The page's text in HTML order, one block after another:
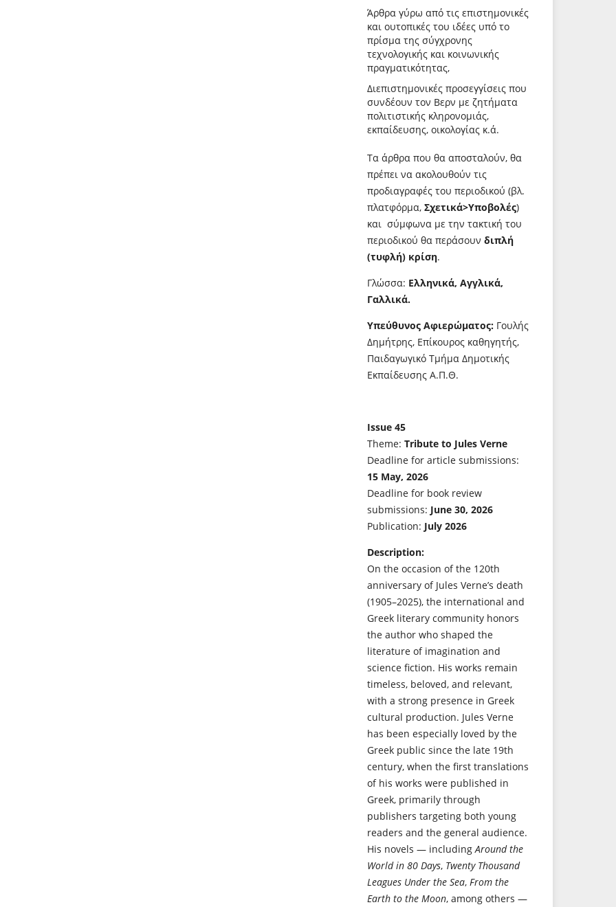
Άρθρα γύρω από τις επιστημονικές
και ουτοπικές του ιδέες υπό το
πρίσμα της σύγχρονης
τεχνολογικής και κοινωνικής
πραγματικότητας,
Διεπιστημονικές προσεγγίσεις που
συνδέουν τον Βερν με ζητήματα
πολιτιστικής κληρονομιάς,
εκπαίδευσης, οικολογίας κ.ά.
Τα άρθρα που θα αποσταλούν, θα
πρέπει να ακολουθούν τις
προδιαγραφές του περιοδικού (βλ.
πλατφόρμα, Σχετικά>Υποβολές)
και σύμφωνα με την τακτική του
περιοδικού θα περάσουν διπλή
(τυφλή) κρίση.
Γλώσσα: Ελληνικά, Αγγλικά,
Γαλλικά.
Υπεύθυνος Αφιερώματος: Γουλής
Δημήτρης, Επίκουρος καθηγητής,
Παιδαγωγικό Τμήμα Δημοτικής
Εκπαίδευσης Α.Π.Θ.
Issue 45
Theme: Tribute to Jules Verne
Deadline for article submissions:
15 May, 2026
Deadline for book review
submissions: June 30, 2026
Publication: July 2026
Description:
On the occasion of the 120th
anniversary of Jules Verne’s death
(1905–2025), the international and
Greek literary community honors
the author who shaped the
literature of imagination and
science fiction. His works remain
timeless, beloved, and relevant,
with a strong presence in Greek
cultural production. Jules Verne
has been especially loved by the
Greek public since the late 19th
century, when the first translations
of his works were published in
Greek, primarily through
publishers targeting both young
readers and the general audience.
His novels — includingAround the
World in 80 Days, Twenty Thousand
Leagues Under the Sea, From the
Earth to the Moon, among others —